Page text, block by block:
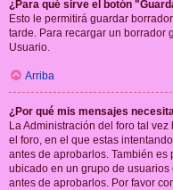
¿Para qué sirve el botón
Esto le permitirá guardar
tarde. Para recargar un borrador
Usuario.
Arriba
¿Por qué mis mensajes
La Administración del foro tal
el foro, en el que estas
antes de aprobarlos. También
ubicado en un grupo de
antes de aprobarlos. Por favor